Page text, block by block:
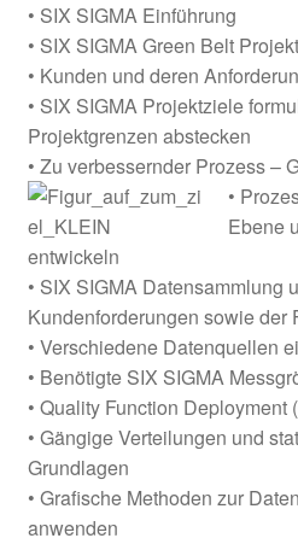
• SIX SIGMA Einführung
• SIX SIGMA Green Belt Projekt
• Kunden und deren
• SIX SIGMA Projektziele
Projektgrenzen abstecken
• Zu verbessernder Prozess –
•
Ebene
entwickeln
• SIX SIGMA Datensammlung
Kundenforderungen sowie der
• Verschiedene Datenquellen
• Benötigte SIX SIGMA
• Quality Function Deployment
• Gängige Verteilungen und
Grundlagen
• Grafische Methoden zur
anwenden